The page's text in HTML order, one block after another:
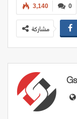
0
3,140
مشاركة